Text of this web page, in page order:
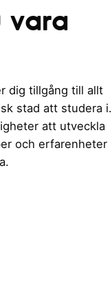
vara
dig tillgång till allt
stad att studera i.
att utveckla
och erfarenheter